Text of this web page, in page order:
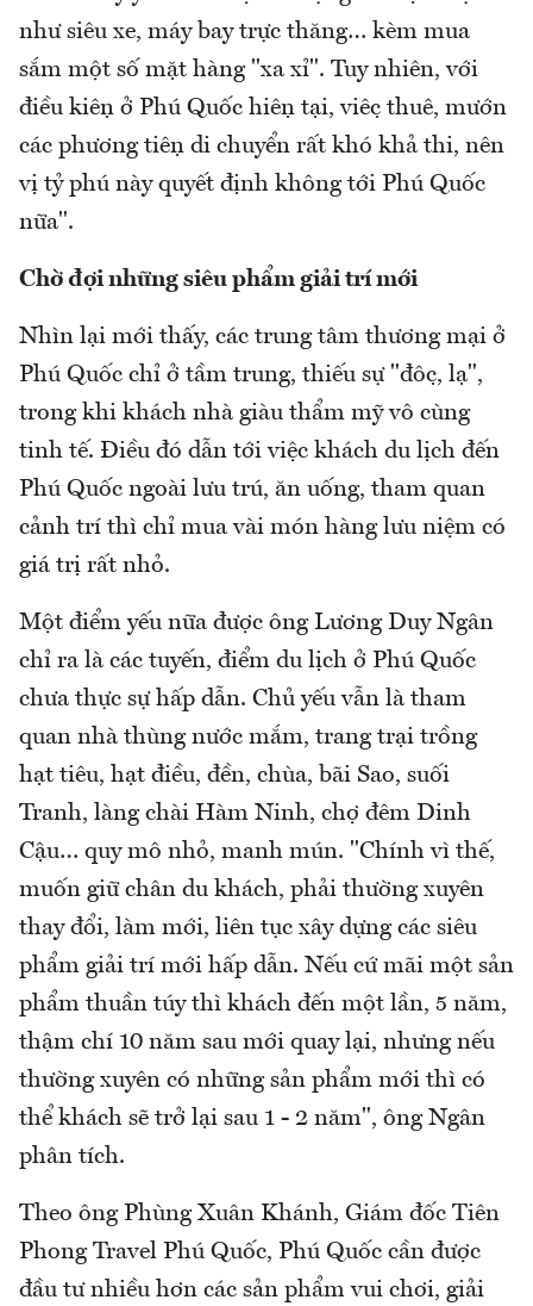
như siêu xe, máy bay trực thăng… kèm mua
sắm một số mặt hàng "xa xỉ". Tuy nhiên, với
điều kiện ở Phú Quốc hiện tại, việc thuê, mướn
các phương tiện di chuyển rất khó khả thi, nên
vị tỷ phú này quyết định không tới Phú Quốc
nữa".
Chờ đợi những siêu phẩm giải trí mới
Nhìn lại mới thấy, các trung tâm thương mại ở
Phú Quốc chỉ ở tầm trung, thiếu sự "độc, lạ",
trong khi khách nhà giàu thẩm mỹ vô cùng
tinh tế. Điều đó dẫn tới việc khách du lịch đến
Phú Quốc ngoài lưu trú, ăn uống, tham quan
cảnh trí thì chỉ mua vài món hàng lưu niệm có
giá trị rất nhỏ.
Một điểm yếu nữa được ông Lương Duy Ngân
chỉ ra là các tuyến, điểm du lịch ở Phú Quốc
chưa thực sự hấp dẫn. Chủ yếu vẫn là tham
quan nhà thùng nước mắm, trang trại trồng
hạt tiêu, hạt điều, đền, chùa, bãi Sao, suối
Tranh, làng chài Hàm Ninh, chợ đêm Dinh
Cậu… quy mô nhỏ, manh mún. "Chính vì thế,
muốn giữ chân du khách, phải thường xuyên
thay đổi, làm mới, liên tục xây dựng các siêu
phẩm giải trí mới hấp dẫn. Nếu cứ mãi một sản
phẩm thuần túy thì khách đến một lần, 5 năm,
thậm chí 10 năm sau mới quay lại, nhưng nếu
thường xuyên có những sản phẩm mới thì có
thể khách sẽ trở lại sau 1 - 2 năm", ông Ngân
phân tích.
Theo ông Phùng Xuân Khánh, Giám đốc Tiên
Phong Travel Phú Quốc, Phú Quốc cần được
đầu tư nhiều hơn các sản phẩm vui chơi, giải